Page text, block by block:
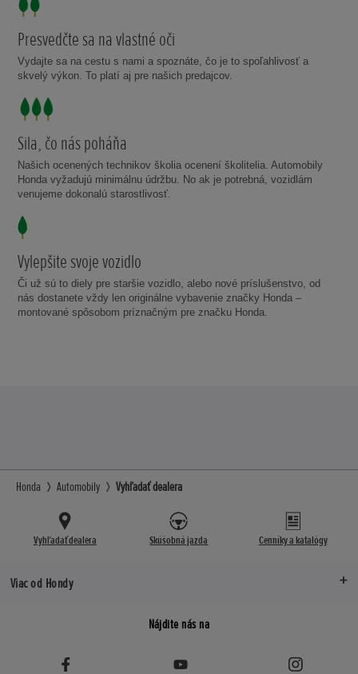
Presvedčte sa na vlastné oči
Vydajte sa na cestu s nami a spoznáte, čo je to spoľahlivosť a
skvelý výkon. To platí aj pre našich predajcov.
Sila, čo nás poháňa
Našich ocenených technikov školia ocenení školitelia. Automobily
Honda vyžadujú minimálnu údržbu. No ak je potrebná, vozidlám
venujeme dokonalú starostlivosť.
Vylepšite svoje vozidlo
Či už sú to diely pre staršie vozidlo, alebo nové príslušenstvo, od
nás dostanete vždy len originálne vybavenie značky Honda –
montované spôsobom príznačným pre značku Honda.
Honda Automobily Vyhľadať dealera
Vyhľadať dealera Skúšobná jazda Cenníky a katalógy
Viac od Hondy
Nájdite nás na